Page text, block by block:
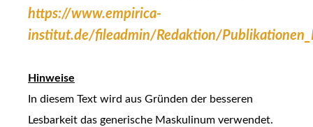
https://www.empirica-
institut.de/fileadmin/Redaktion/
Hinweise
In diesem Text wird aus Gründen der besseren
Lesbarkeit das generische Maskulinum verwendet.